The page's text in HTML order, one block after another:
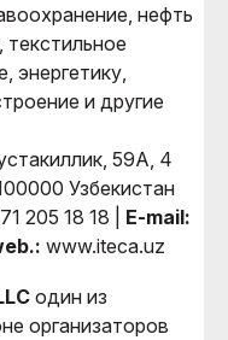
нефть
текстильное
энергетику,
и другие
59А, 4
Узбекистан
205 18 18 | E-mail:
www.iteca.uz
один из
организаторов